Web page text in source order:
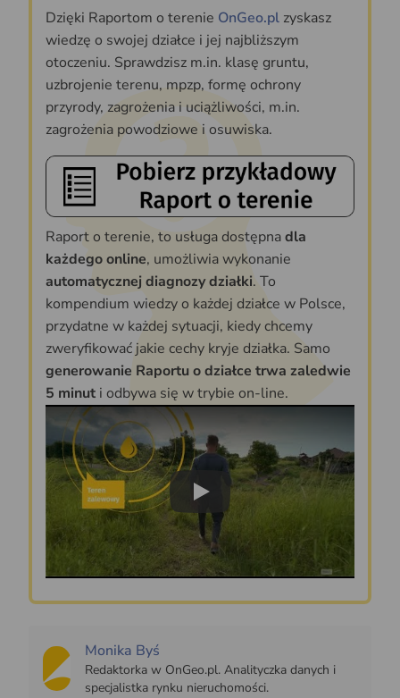
Dzięki Raportom o terenie OnGeo.pl zyskasz
wiedzę o swojej działce i jej najbliższym
otoczeniu. Sprawdzisz m.in. klasę gruntu,
uzbrojenie terenu, mpzp, formę ochrony
przyrody, zagrożenia i uciążliwości, m.in.
zagrożenia powodziowe i osuwiska.
Raport o terenie, to usługa dostępnadla
każdego online, umożliwia wykonanie
automatycznej diagnozy działki. To
kompendium wiedzy o każdej działce w Polsce,
przydatne w każdej sytuacji, kiedy chcemy
zweryfikować jakie cechy kryje działka. Samo
generowanie Raportu o działce trwa zaledwie
5 minut i odbywa się w trybie on-line.
Play
Monika Byś
Redaktorka w OnGeo.pl. Analityczka danych i
specjalistka rynku nieruchomości.